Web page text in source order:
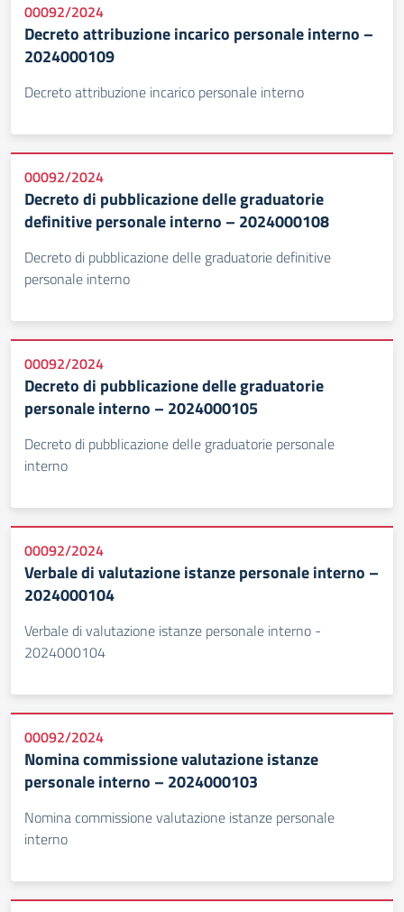
00092/2024
Decreto attribuzione incarico personale interno –
2024000109
Decreto attribuzione incarico personale interno
00092/2024
Decreto di pubblicazione delle graduatorie
definitive personale interno – 2024000108
Decreto di pubblicazione delle graduatorie definitive
personale interno
00092/2024
Decreto di pubblicazione delle graduatorie
personale interno – 2024000105
Decreto di pubblicazione delle graduatorie personale
interno
00092/2024
Verbale di valutazione istanze personale interno –
2024000104
Verbale di valutazione istanze personale interno -
2024000104
00092/2024
Nomina commissione valutazione istanze
personale interno – 2024000103
Nomina commissione valutazione istanze personale
interno